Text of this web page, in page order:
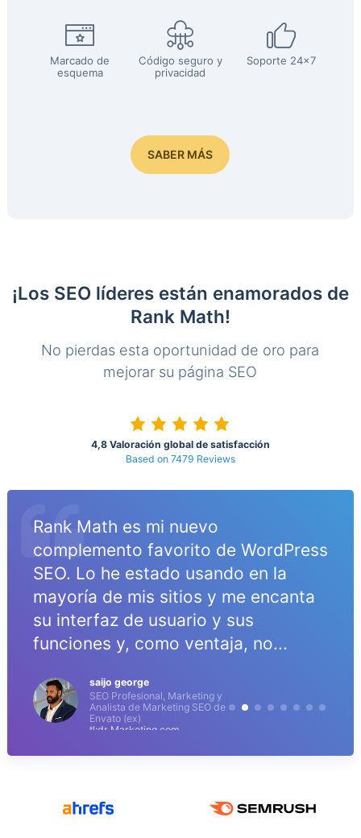
Marcado de
esquema
Código seguro y
privacidad
Soporte 24x7
SABER MÁS
¡Los SEO líderes están enamorados de
Rank Math!
No pierdas esta oportunidad de oro para
mejorar su página SEO
4,8 Valoración global de satisfacción
Based on 7479 Reviews
Rank Math es mi nuevo
complemento favorito de WordPress
SEO. Lo he estado usando en la
mayoría de mis sitios y me encanta
su interfaz de usuario y sus
funciones y, como ventaja, no...
saijo george
SEO Profesional, Marketing y
Analista de Marketing SEO de
Envato (ex)
tl;dr Marketing.com